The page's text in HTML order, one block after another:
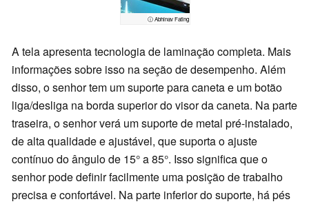
ⓘ Abhinav Fating
A tela apresenta tecnologia de laminação completa. Mais
informações sobre isso na seção de desempenho. Além
disso, o senhor tem um suporte para caneta e um botão
liga/desliga na borda superior do visor da caneta. Na parte
traseira, o senhor verá um suporte de metal pré-instalado,
de alta qualidade e ajustável, que suporta o ajuste
contínuo do ângulo de 15° a 85°. Isso significa que o
senhor pode definir facilmente uma posição de trabalho
precisa e confortável. Na parte inferior do suporte, há pés